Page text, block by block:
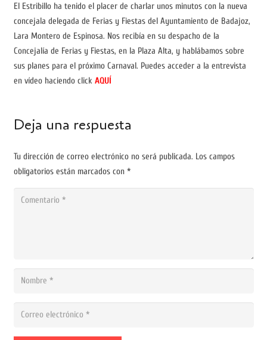
El Estribillo ha tenido el placer de charlar unos minutos con la nueva
concejala delegada de Ferias y Fiestas del Ayuntamiento de Badajoz,
Lara Montero de Espinosa. Nos recibía en su despacho de la
Concejalía de Ferias y Fiestas, en la Plaza Alta, y hablábamos sobre
sus planes para el próximo Carnaval. Puedes acceder a la entrevista
en vídeo haciendo click AQUÍ
Deja una respuesta
Tu dirección de correo electrónico no será publicada. Los campos
obligatorios están marcados con *